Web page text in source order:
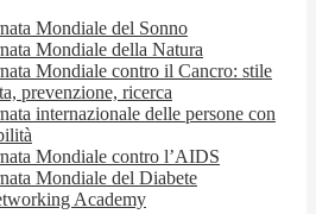
Mondiale del Sonno
Mondiale della Natura
Mondiale contro il Cancro: stile
prevenzione, ricerca
internazionale delle persone con
Mondiale contro l’AIDS
Mondiale del Diabete
Academy